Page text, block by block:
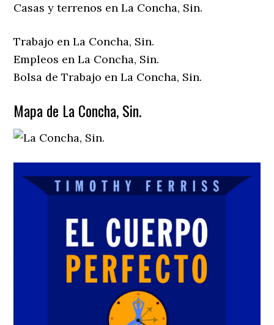
Casas y terrenos en La Concha, Sin.
Trabajo en La Concha, Sin.
Empleos en La Concha, Sin.
Bolsa de Trabajo en La Concha, Sin.
Mapa de La Concha, Sin.